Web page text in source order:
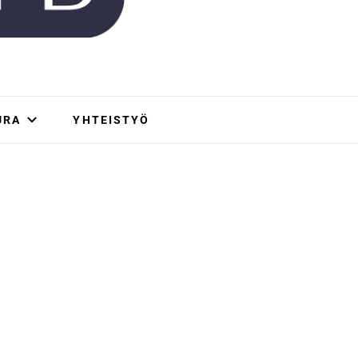
YHTEISTYÖ